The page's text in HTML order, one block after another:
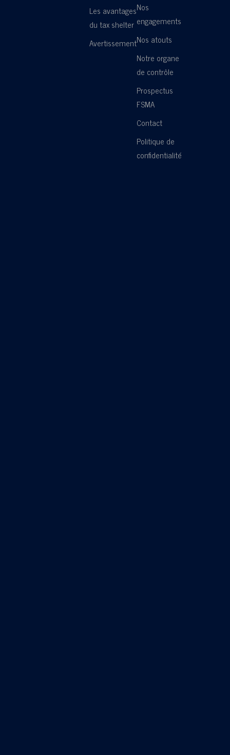
Les avantages
du tax shelter
Avertissement
Nos
engagements
Nos atouts
Notre organe
de contrôle
Prospectus
FSMA
Contact
Politique de
confidentialité